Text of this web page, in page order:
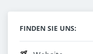
FINDEN SIE UNS: